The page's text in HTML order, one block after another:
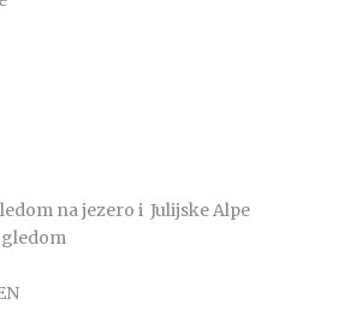
na jezero i Julijske Alpe